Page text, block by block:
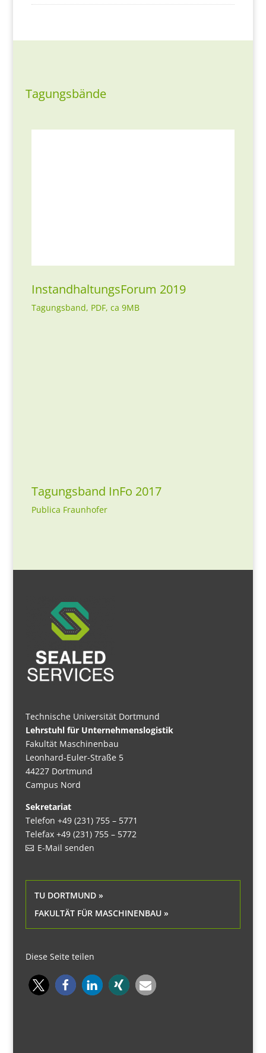
Tagungsbände
InstandhaltungsForum 2019
Tagungsband, PDF, ca 9MB
Tagungsband InFo 2017
Publica Fraunhofer
Technische Universität Dortmund
Lehrstuhl für Unternehmenslogistik
Fakultät Maschinenbau
Leonhard-Euler-Straße 5
44227 Dortmund
Campus Nord
Sekretariat
Telefon +49 (231) 755 – 5771
Telefax +49 (231) 755 – 5772
E-Mail senden
TU DORTMUND »
FAKULTÄT FÜR MASCHINENBAU »
Diese Seite teilen